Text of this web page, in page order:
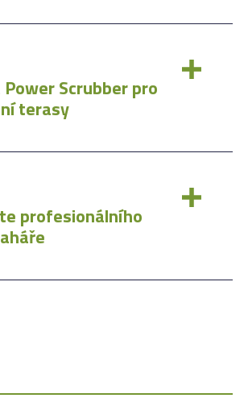
na venkovní dřevěné terasy
ošetřit venkovním olejemBona
Power Scrubber pro
terasy
profesionálního